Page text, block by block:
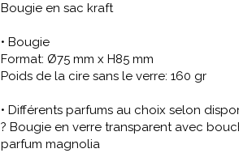
Bougie en sac kraft
• Bougie
Format: Ø75 mm x H85 mm
Poids de la cire sans le verre: 160 gr
• Différents parfums au choix selon
? Bougie en verre transparent avec
parfum magnolia